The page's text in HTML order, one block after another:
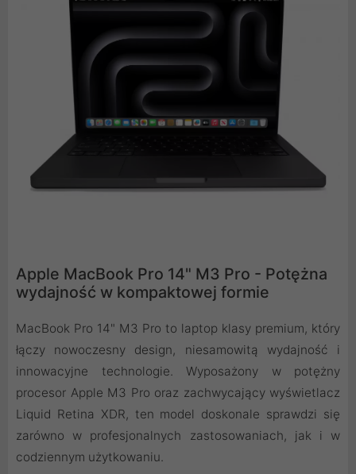
Apple MacBook Pro 14" M3 Pro - Potężna
wydajność w kompaktowej formie
MacBook Pro 14" M3 Pro to laptop klasy premium, który
łączy nowoczesny design, niesamowitą wydajność i
innowacyjne technologie. Wyposażony w potężny
procesor Apple M3 Pro oraz zachwycający wyświetlacz
Liquid Retina XDR, ten model doskonale sprawdzi się
zarówno w profesjonalnych zastosowaniach, jak i w
codziennym użytkowaniu.